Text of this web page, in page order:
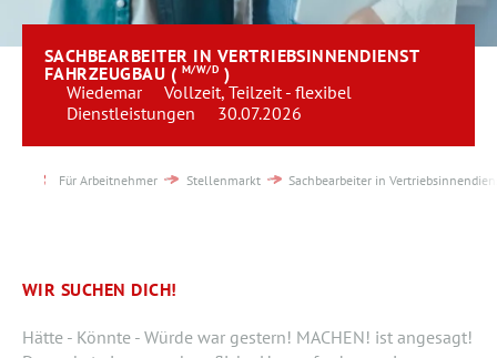
SACHBEARBEITER IN VERTRIEBSINNENDIENST
FAHRZEUGBAU ( M/W/D )
Wiedemar
Vollzeit, Teilzeit - flexibel
Dienstleistungen
30.07.2026
Für Arbeitnehmer Stellenmarkt Sachbearbeiter in
WIR SUCHEN DICH!
Hätte - Könnte - Würde war gestern! MACHEN! ist angesagt!
Blog
Team
Kontakt
Karriere